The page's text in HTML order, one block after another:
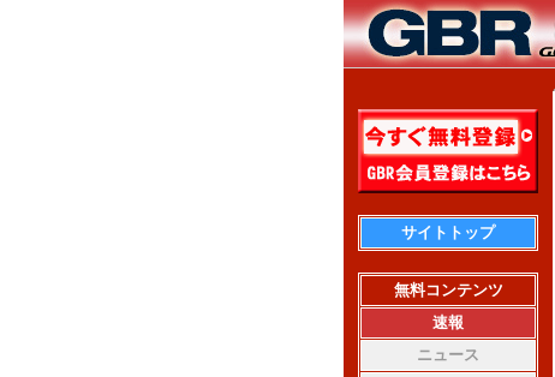
サイトトップ
無料コンテンツ
速報
ニュース